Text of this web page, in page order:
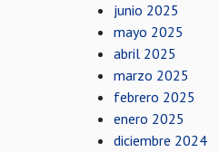
junio 2025
mayo 2025
abril 2025
marzo 2025
febrero 2025
enero 2025
diciembre 2024